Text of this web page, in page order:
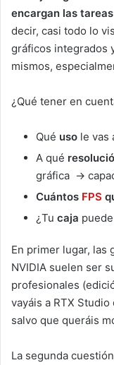
encargan las
decir, casi todo lo
gráficos integrados
mismos,
¿Qué tener en
Qué uso le vas
A qué
gráfica ->
Cuántos FPS
¿Tu caja
En primer lugar, las
NVIDIA suelen ser
profesionales
vayáis a RTX
salvo que queráis
La segunda